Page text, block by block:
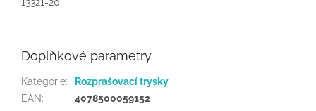
Doplňkové parametry
Kategorie:
Rozprašovací trysky
EAN: 4078500059152